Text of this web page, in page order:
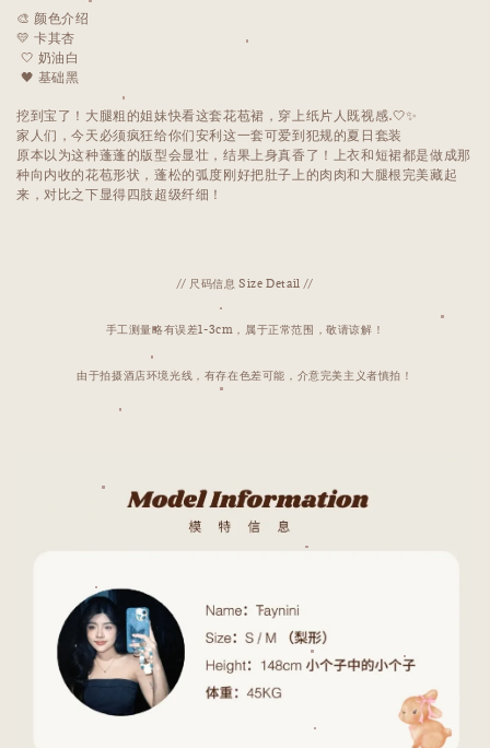
🎨 颜色介绍
💛 卡其杏
🤍 奶油白
🖤 基础黑
挖到宝了！大腿粗的姐妹快看这套花苞裙，穿上纸片人既视感 🤍✨
家人们，今天必须疯狂给你们安利这一套可爱到犯规的夏日套装
原本以为这种蓬蓬的版型会显壮，结果上身真香了！上衣和短裙都是做成那
种向内收的花苞形状，蓬松的弧度刚好把肚子上的肉肉和大腿根完美藏起
来，对比之下显得四肢超级纤细！
// 尺码信息 Size Detail //
手工测量略有误差1-3cm，属于正常范围，敬请谅解！
由于拍摄酒店环境光线，有存在色差可能，介意完美主义者慎拍！